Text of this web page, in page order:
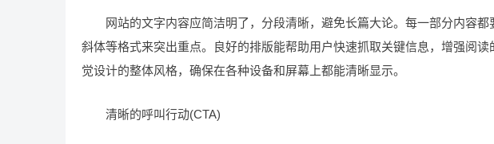
网站的文字内容应简洁明了，分段清晰，避免长篇大论。每一部分内容都
斜体等格式来突出重点。良好的排版能帮助用户快速抓取关键信息，增强阅
觉设计的整体风格，确保在各种设备和屏幕上都能清晰显示。
清晰的呼叫行动(CTA)